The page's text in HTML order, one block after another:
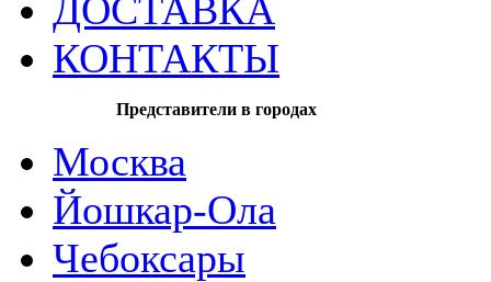
ДОСТАВКА
КОНТАКТЫ
Представители в городах
Москва
Йошкар-Ола
Чебоксары